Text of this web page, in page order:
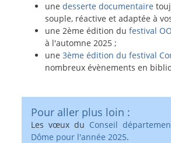
unedesserte documentaire
souple, réactive et adaptée à
une 2ème édition dufestival
à l'automne 2025 ;
une3ème édition du festival
nombreux évènements en
Pour aller plus loin :
Les vœux du Conseil
Dôme pour l'année 2025.